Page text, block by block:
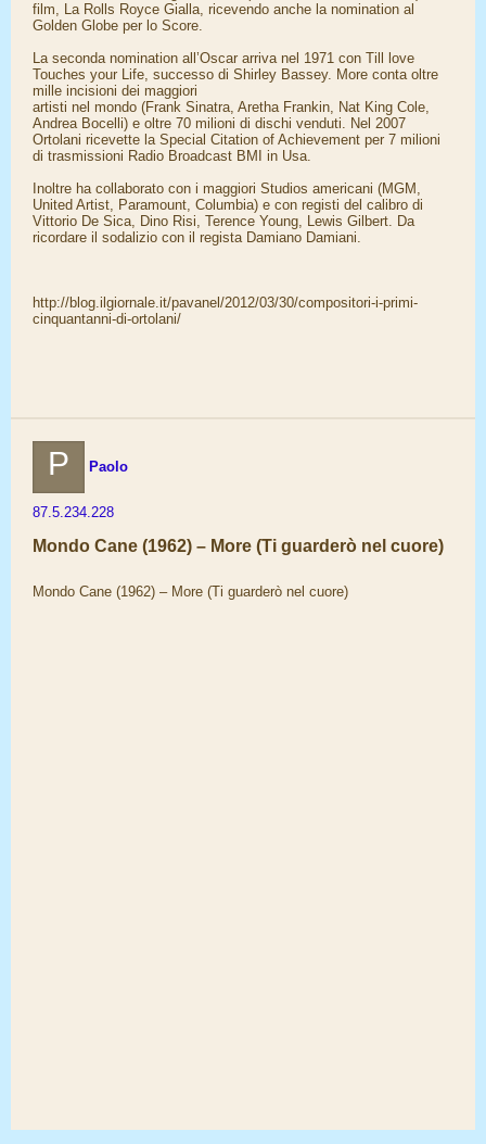
film, La Rolls Royce Gialla, ricevendo anche la nomination al
Golden Globe per lo Score.
La seconda nomination all’Oscar arriva nel 1971 con Till love
Touches your Life, successo di Shirley Bassey. More conta oltre
mille incisioni dei maggiori
artisti nel mondo (Frank Sinatra, Aretha Frankin, Nat King Cole,
Andrea Bocelli) e oltre 70 milioni di dischi venduti. Nel 2007
Ortolani ricevette la Special Citation of Achievement per 7 milioni
di trasmissioni Radio Broadcast BMI in Usa.
Inoltre ha collaborato con i maggiori Studios americani (MGM,
United Artist, Paramount, Columbia) e con registi del calibro di
Vittorio De Sica, Dino Risi, Terence Young, Lewis Gilbert. Da
ricordare il sodalizio con il regista Damiano Damiani.
http://blog.ilgiornale.it/pavanel/2012/03/30/compositori-i-primi-
cinquantanni-di-ortolani/
P Paolo
87.5.234.228
Mondo Cane (1962) – More (Ti guarderò nel cuore)
Mondo Cane (1962) – More (Ti guarderò nel cuore)